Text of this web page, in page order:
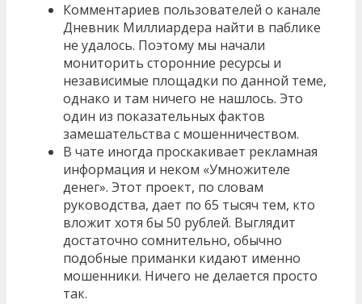
Комментариев пользователей о канале
Дневник Миллиардера найти в паблике
не удалось. Поэтому мы начали
мониторить сторонние ресурсы и
независимые площадки по данной теме,
однако и там ничего не нашлось. Это
один из показательных фактов
замешательства с мошенничеством.
В чате иногда проскакивает рекламная
информация и неком «Умножителе
денег». Этот проект, по словам
руководства, дает по 65 тысяч тем, кто
вложит хотя бы 50 рублей. Выглядит
достаточно сомнительно, обычно
подобные приманки кидают именно
мошенники. Ничего не делается просто
так.